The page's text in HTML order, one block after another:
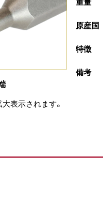
表示されます。
原産国
特徴
備考